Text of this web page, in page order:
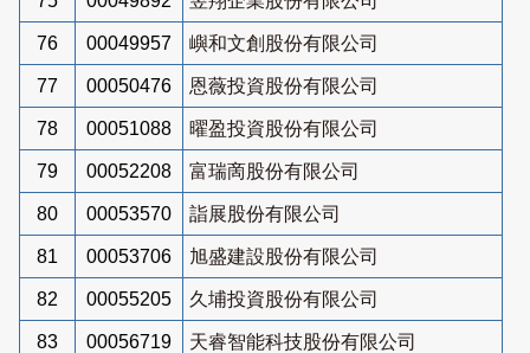
76 00049957 嶼和文創股份有限公司
77 00050476 恩薇投資股份有限公司
78 00051088 曜盈投資股份有限公司
79 00052208 富瑞啇股份有限公司
80 00053570 詣展股份有限公司
81 00053706 旭盛建設股份有限公司
82 00055205 久埔投資股份有限公司
83 00056719 天睿智能科技股份有限公司